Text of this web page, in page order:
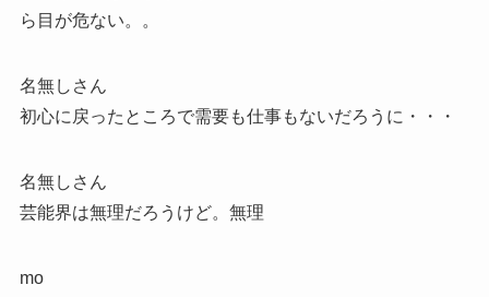
ら目が危ない。。
名無しさん
初心に戻ったところで需要も仕事もないだろうに・・・
名無しさん
芸能界は無理だろうけど。無理
mo